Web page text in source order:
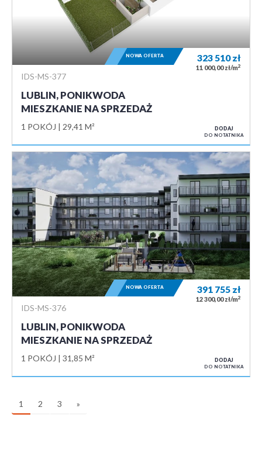
IDS-MS-377
LUBLIN, PONIKWODA
MIESZKANIE NA SPRZEDAŻ
1 POKÓJ 29,41 M²
323 510zł
11 000,00 zł/m2
NOWA OFERTA
DODAJ
DO NOTATNIKA
IDS-MS-376
LUBLIN, PONIKWODA
MIESZKANIE NA SPRZEDAŻ
1 POKÓJ 31,85 M²
391 755 zł
12 300,00 zł/m2
NOWA OFERTA
DODAJ
DO NOTATNIKA
1 2 3 »